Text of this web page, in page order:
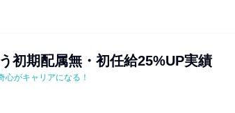
初期配属無・初任給25%UP実績
心がキャリアになる！